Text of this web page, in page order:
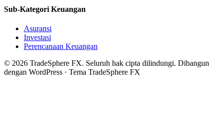
Sub-Kategori Keuangan
Asuransi
Investasi
Perencanaan Keuangan
© 2026 TradeSphere FX. Seluruh hak cipta dilindungi. Dibangun
dengan WordPress · Tema TradeSphere FX